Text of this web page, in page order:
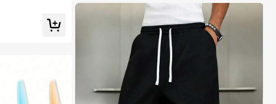
y prácticos, Rellenos de calcetines, Herramientas de
maquillaje, Productos asequibles, Regalos, Obsequio
s, Regalos para mujeres, Regalos de Navidad, Estétic